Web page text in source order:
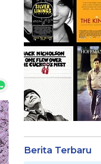
Berita Terbaru